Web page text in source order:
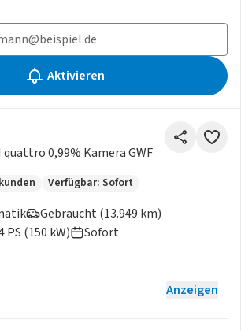
Aktivieren
quattro 0,99% Kamera GWF
Verfügbar: Sofort
Gebraucht (13.949 km)
PS (150 kW)
Sofort
Anzeigen